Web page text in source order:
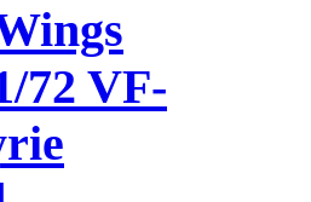
72 VF-